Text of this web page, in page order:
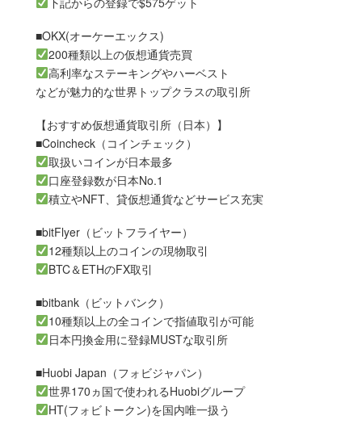
■OKX(オーケーエックス)
200種類以上の仮想通貨売買
高利率なステーキングやハーベスト
などが魅力的な世界トップクラスの取引所
【おすすめ仮想通貨取引所（日本）】
■Coincheck（コインチェック）
取扱いコインが日本最多
口座登録数が日本No.1
積立やNFT、貸仮想通貨などサービス充実
■bitFlyer（ビットフライヤー）
12種類以上のコインの現物取引
BTC＆ETHのFX取引
■bitbank（ビットバンク）
10種類以上の全コインで指値取引が可能
日本円換金用に登録MUSTな取引所
■Huobi Japan（フォビジャパン）
世界170ヵ国で使われるHuobiグループ
HT(フォビトークン)を国内唯一扱う